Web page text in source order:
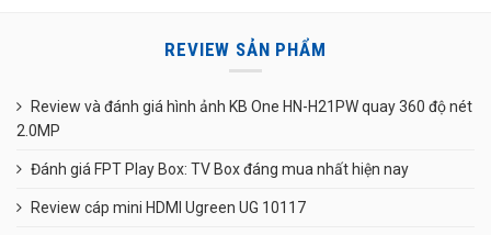
REVIEW SẢN PHẨM
Review và đánh giá hình ảnh KB One HN-H21PW quay 360 độ nét
2.0MP
Đánh giá FPT Play Box: TV Box đáng mua nhất hiện nay
Review cáp mini HDMI Ugreen UG 10117